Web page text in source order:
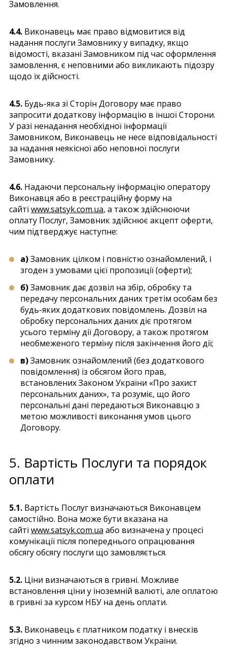
Замовлення.
4.4. Виконавець має право відмовитися від
надання послуги Замовнику у випадку, якщо
відомості, вказані Замовником під час оформлення
замовлення, є неповними або викликають підозру
щодо їх дійсності.
4.5. Будь-яка зі Сторін Договору має право
запросити додаткову інформацію в іншої Сторони.
У разі ненадання необхідної інформації
Замовником, Виконавець не несе відповідальності
за надання неякісної або неповної послуги
Замовнику.
4.6. Надаючи персональну інформацію оператору
Виконавця або в реєстраційну форму на
сайті www.satsyk.com.ua, а також здійснюючи
оплату Послуг, Замовник здійснює акцепт оферти,
чим підтверджує наступне:
а)Замовник цілком і повністю ознайомлений, і
згоден з умовами цієї пропозиції (оферти);
б)Замовник дає дозвіл на збір, обробку та
передачу персональних даних третім особам без
будь-яких додаткових повідомлень. Дозвіл на
обробку персональних даних діє протягом
усього терміну дії Договору, а також протягом
необмеженого терміну після закінчення його дії;
в)Замовник ознайомлений (без додаткового
повідомлення) із обсягом його прав,
встановлених Законом України «Про захист
персональних даних», та розуміє, що його
персональні дані передаються Виконавцю з
метою можливості виконання умов цього
Договору.
5. Вартість Послуги та порядок
оплати
5.1. Вартість Послуг визначаються Виконавцем
самостійно. Вона може бути вказана на
сайті www.satsyk.com.ua або визначена у процесі
комунікації після попереднього опрацювання
обсягу обсягу послуги що замовляється.
5.2. Ціни визначаються в гривні. Можливе
встановлення ціни у іноземній валюті, але оплатою
в гривні за курсом НБУ на день оплати.
5.3. Виконавець є платником податку і внесків
згідно з чинним законодавством України.